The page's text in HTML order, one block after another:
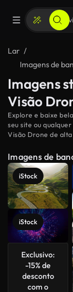
Lar
Imagens de
Imagens
Visão
Explore e baixe
seu site ou
Visão Drone de
Imagens de
iStock
iStock
Exclusivo:
-15% de
desconto
com o